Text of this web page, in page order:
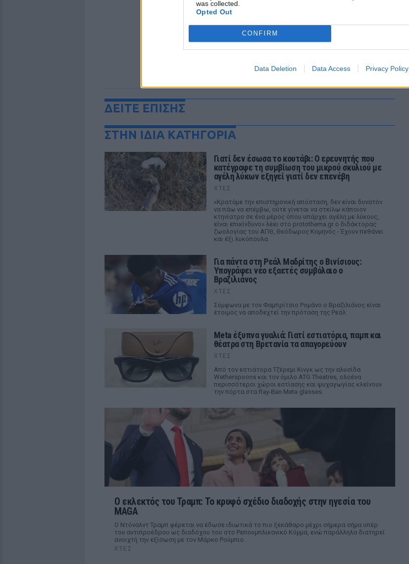
was collected.
Opted Out
CONFIRM
Data Deletion Data Access Privacy Policy
ΔΕΙΤΕ ΕΠΙΣΗΣ
ΣΤΗΝ ΙΔΙΑ ΚΑΤΗΓΟΡΙΑ
Γιατί δεν έσωσα το κουτάβι: Ο ερευνητής που
κατέγραφε τη συμβίωση του μικρού σκυλιού με
αγέλη λύκων εξηγεί γιατί δεν επενέβη
ΧΤΕΣ
«Κρατάμε την επιστημονική απόσταση, δεν είναι δυνατόν
να πάω να επέμβω, ούτε γίνεται να στείλω κάποιον
κτηνίατρο σε ένα μέρος όπου υπάρχει αγέλη με λύκους,
είναι επικίνδυνο» λέει στο protothema.gr ο διδάκτορας
ζωολογίας του ΑΠΘ, Θεόδωρος Κομηνός - Έχουν πεθάνει
και έξι λυκόπουλα
Για πάντα στη Ρεάλ Μαδρίτης ο Βινίσιους:
Υπογράφει νέο εξαετές συμβόλαιο ο
Βραζιλιάνος
ΧΤΕΣ
Σύμφωνα με τον Φαμπρίτσιο Ρομάνο ο Βραζιλιάνος είναι
έτοιμος να αποδεχτεί την πρόταση της Ρεάλ
Meta έξυπνα γυαλιά: Γιατί εστιατόρια, παμπ και
θέατρα στη Βρετανία τα απαγορεύουν
ΧΤΕΣ
Από τον εστιάτορα Τζέρεμι Κινγκ ως την αλυσίδα
Wetherspoons και τον όμιλο ATG Theatres, ολοένα
περισσότεροι χώροι εστίασης και ψυχαγωγίας κλείνουν
την πόρτα στα Ray-Ban Meta glasses.
Ο εκλεκτός του Τραμπ: Το κρυφό σχέδιο διαδοχής στην ηγεσία του
MAGA
Ο Ντόναλντ Τραμπ φέρεται να έδωσε ιδιωτικά το πιο ξεκάθαρο μέχρι σήμερα σήμα υπέρ
του αντιπροέδρου ως διαδόχου του στο Ρεπουμπλικανικό Κόμμα, ενώ παράλληλα διατηρεί
ανοιχτή την εξίσωση με τον Μάρκο Ρούμπιο.
ΧΤΕΣ